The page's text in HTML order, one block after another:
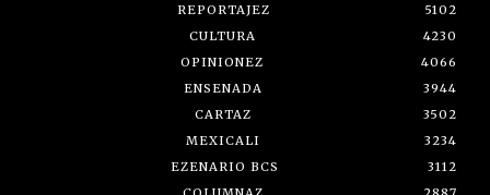
REPORTAJEZ
5102
CULTURA
4230
OPINIONEZ
4066
ENSENADA
3944
CARTAZ
3502
MEXICALI
3234
EZENARIO BCS
3112